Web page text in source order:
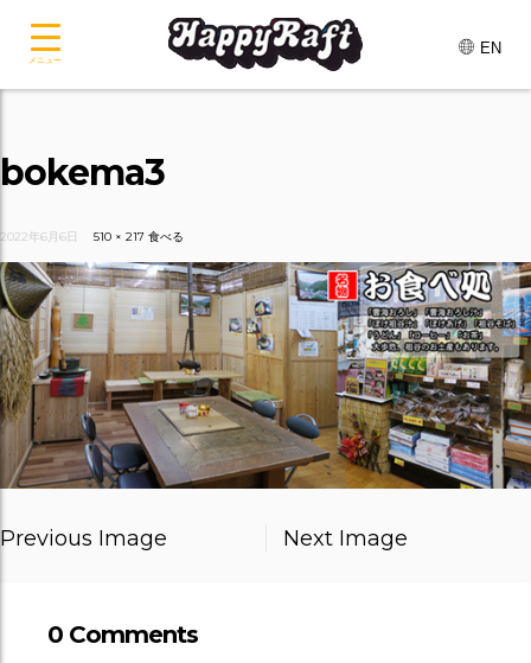
EN
bokema3
2022年6月6日 510 × 217 食べる
Previous Image Next Image
0 Comments
メニュー